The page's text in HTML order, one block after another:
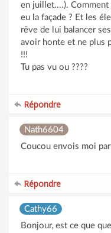
en juillet....). Comment
eu la façade ? Et les
rêve de lui balancer
avoir honte et ne plus
!!!
Tu pas vu ou ????
Répondre
Nath6604
Coucou envois moi
Répondre
Cathy66
Bonjour, est ce que